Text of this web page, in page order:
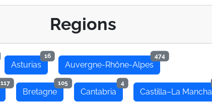
Regions
Asturias
16
Auvergne-Rhône-Alpes
474
117
Bretagne
105
Cantabria
4
Castilla–La Mancha